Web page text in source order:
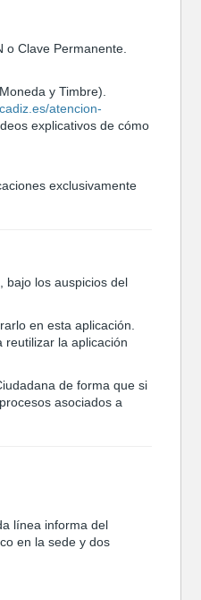
o Clave Permanente.
y Timbre).
atencion-
explicativos de cómo
exclusivamente
los auspicios del
en esta aplicación.
reutilizar la aplicación
de forma que si
asociados a
línea informa del
en la sede y dos